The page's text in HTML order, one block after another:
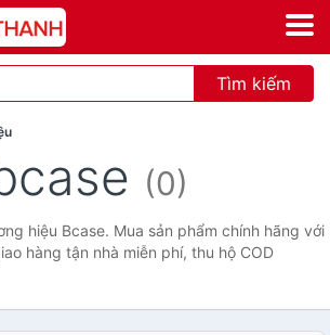
Tìm kiếm
(0)
hiệu Bcase. Mua sản phẩm chính hãng với
hàng tận nhà miễn phí, thu hộ COD